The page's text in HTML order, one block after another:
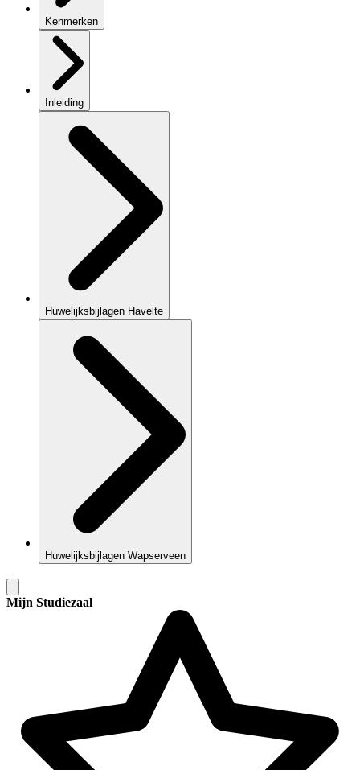
Kenmerken
Inleiding
Huwelijksbijlagen Havelte
Huwelijksbijlagen Wapserveen
Mijn Studiezaal